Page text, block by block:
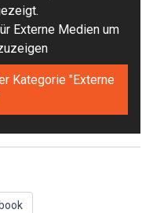
Externe Medien um
Kategorie "Externe